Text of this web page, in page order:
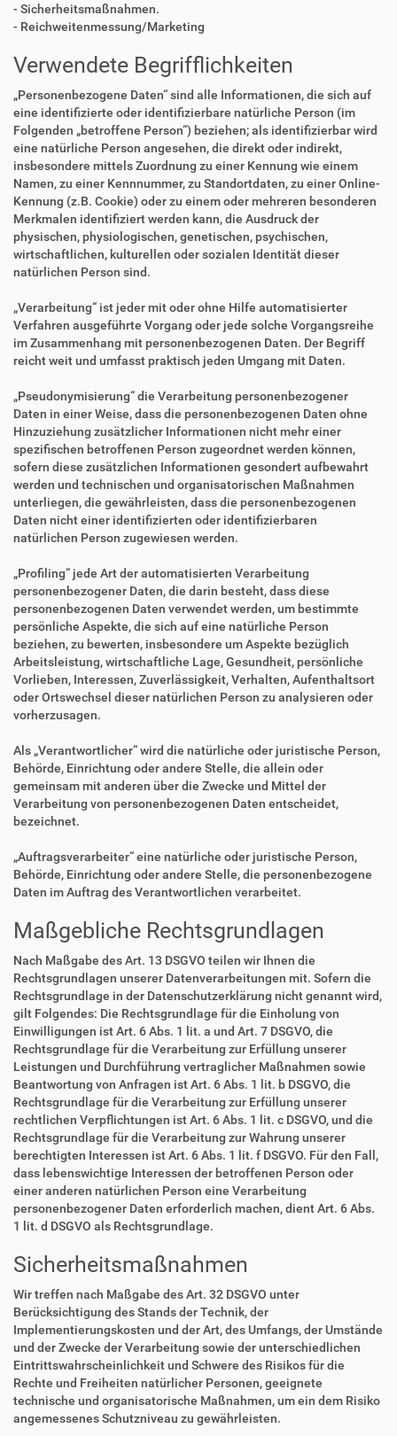
- Sicherheitsmaßnahmen.
- Reichweitenmessung/Marketing
Verwendete Begrifflichkeiten
„Personenbezogene Daten“ sind alle Informationen, die sich auf
eine identifizierte oder identifizierbare natürliche Person (im
Folgenden „betroffene Person“) beziehen; als identifizierbar wird
eine natürliche Person angesehen, die direkt oder indirekt,
insbesondere mittels Zuordnung zu einer Kennung wie einem
Namen, zu einer Kennnummer, zu Standortdaten, zu einer Online-
Kennung (z.B. Cookie) oder zu einem oder mehreren besonderen
Merkmalen identifiziert werden kann, die Ausdruck der
physischen, physiologischen, genetischen, psychischen,
wirtschaftlichen, kulturellen oder sozialen Identität dieser
natürlichen Person sind.
„Verarbeitung“ ist jeder mit oder ohne Hilfe automatisierter
Verfahren ausgeführte Vorgang oder jede solche Vorgangsreihe
im Zusammenhang mit personenbezogenen Daten. Der Begriff
reicht weit und umfasst praktisch jeden Umgang mit Daten.
„Pseudonymisierung“ die Verarbeitung personenbezogener
Daten in einer Weise, dass die personenbezogenen Daten ohne
Hinzuziehung zusätzlicher Informationen nicht mehr einer
spezifischen betroffenen Person zugeordnet werden können,
sofern diese zusätzlichen Informationen gesondert aufbewahrt
werden und technischen und organisatorischen Maßnahmen
unterliegen, die gewährleisten, dass die personenbezogenen
Daten nicht einer identifizierten oder identifizierbaren
natürlichen Person zugewiesen werden.
„Profiling“ jede Art der automatisierten Verarbeitung
personenbezogener Daten, die darin besteht, dass diese
personenbezogenen Daten verwendet werden, um bestimmte
persönliche Aspekte, die sich auf eine natürliche Person
beziehen, zu bewerten, insbesondere um Aspekte bezüglich
Arbeitsleistung, wirtschaftliche Lage, Gesundheit, persönliche
Vorlieben, Interessen, Zuverlässigkeit, Verhalten, Aufenthaltsort
oder Ortswechsel dieser natürlichen Person zu analysieren oder
vorherzusagen.
Als „Verantwortlicher“ wird die natürliche oder juristische Person,
Behörde, Einrichtung oder andere Stelle, die allein oder
gemeinsam mit anderen über die Zwecke und Mittel der
Verarbeitung von personenbezogenen Daten entscheidet,
bezeichnet.
„Auftragsverarbeiter“ eine natürliche oder juristische Person,
Behörde, Einrichtung oder andere Stelle, die personenbezogene
Daten im Auftrag des Verantwortlichen verarbeitet.
Maßgebliche Rechtsgrundlagen
Nach Maßgabe des Art. 13 DSGVO teilen wir Ihnen die
Rechtsgrundlagen unserer Datenverarbeitungen mit. Sofern die
Rechtsgrundlage in der Datenschutzerklärung nicht genannt wird,
gilt Folgendes: Die Rechtsgrundlage für die Einholung von
Einwilligungen ist Art. 6 Abs. 1 lit. a und Art. 7 DSGVO, die
Rechtsgrundlage für die Verarbeitung zur Erfüllung unserer
Leistungen und Durchführung vertraglicher Maßnahmen sowie
Beantwortung von Anfragen ist Art. 6 Abs. 1 lit. b DSGVO, die
Rechtsgrundlage für die Verarbeitung zur Erfüllung unserer
rechtlichen Verpflichtungen ist Art. 6 Abs. 1 lit. c DSGVO, und die
Rechtsgrundlage für die Verarbeitung zur Wahrung unserer
berechtigten Interessen ist Art. 6 Abs. 1 lit. f DSGVO. Für den Fall,
dass lebenswichtige Interessen der betroffenen Person oder
einer anderen natürlichen Person eine Verarbeitung
personenbezogener Daten erforderlich machen, dient Art. 6 Abs.
1 lit. d DSGVO als Rechtsgrundlage.
Sicherheitsmaßnahmen
Wir treffen nach Maßgabe des Art. 32 DSGVO unter
Berücksichtigung des Stands der Technik, der
Implementierungskosten und der Art, des Umfangs, der Umstände
und der Zwecke der Verarbeitung sowie der unterschiedlichen
Eintrittswahrscheinlichkeit und Schwere des Risikos für die
Rechte und Freiheiten natürlicher Personen, geeignete
technische und organisatorische Maßnahmen, um ein dem Risiko
angemessenes Schutzniveau zu gewährleisten.